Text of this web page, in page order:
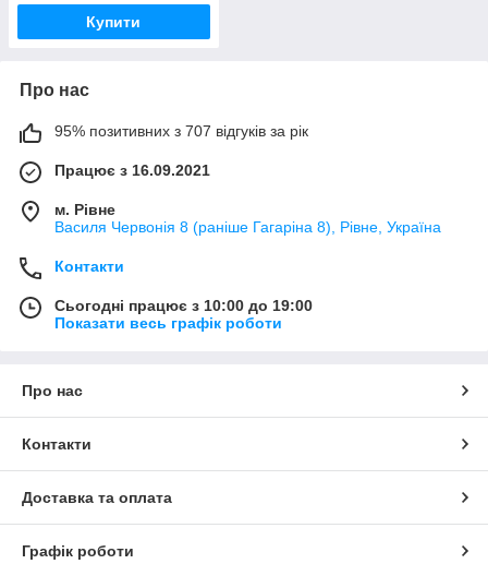
Купити
Про нас
95% позитивних з 707 відгуків за рік
Працює з 16.09.2021
м. Рівне
Василя Червонія 8 (раніше Гагаріна 8), Рівне, Україна
Контакти
Сьогодні працює з 10:00 до 19:00
Показати весь графік роботи
Про нас
Контакти
Доставка та оплата
Графік роботи